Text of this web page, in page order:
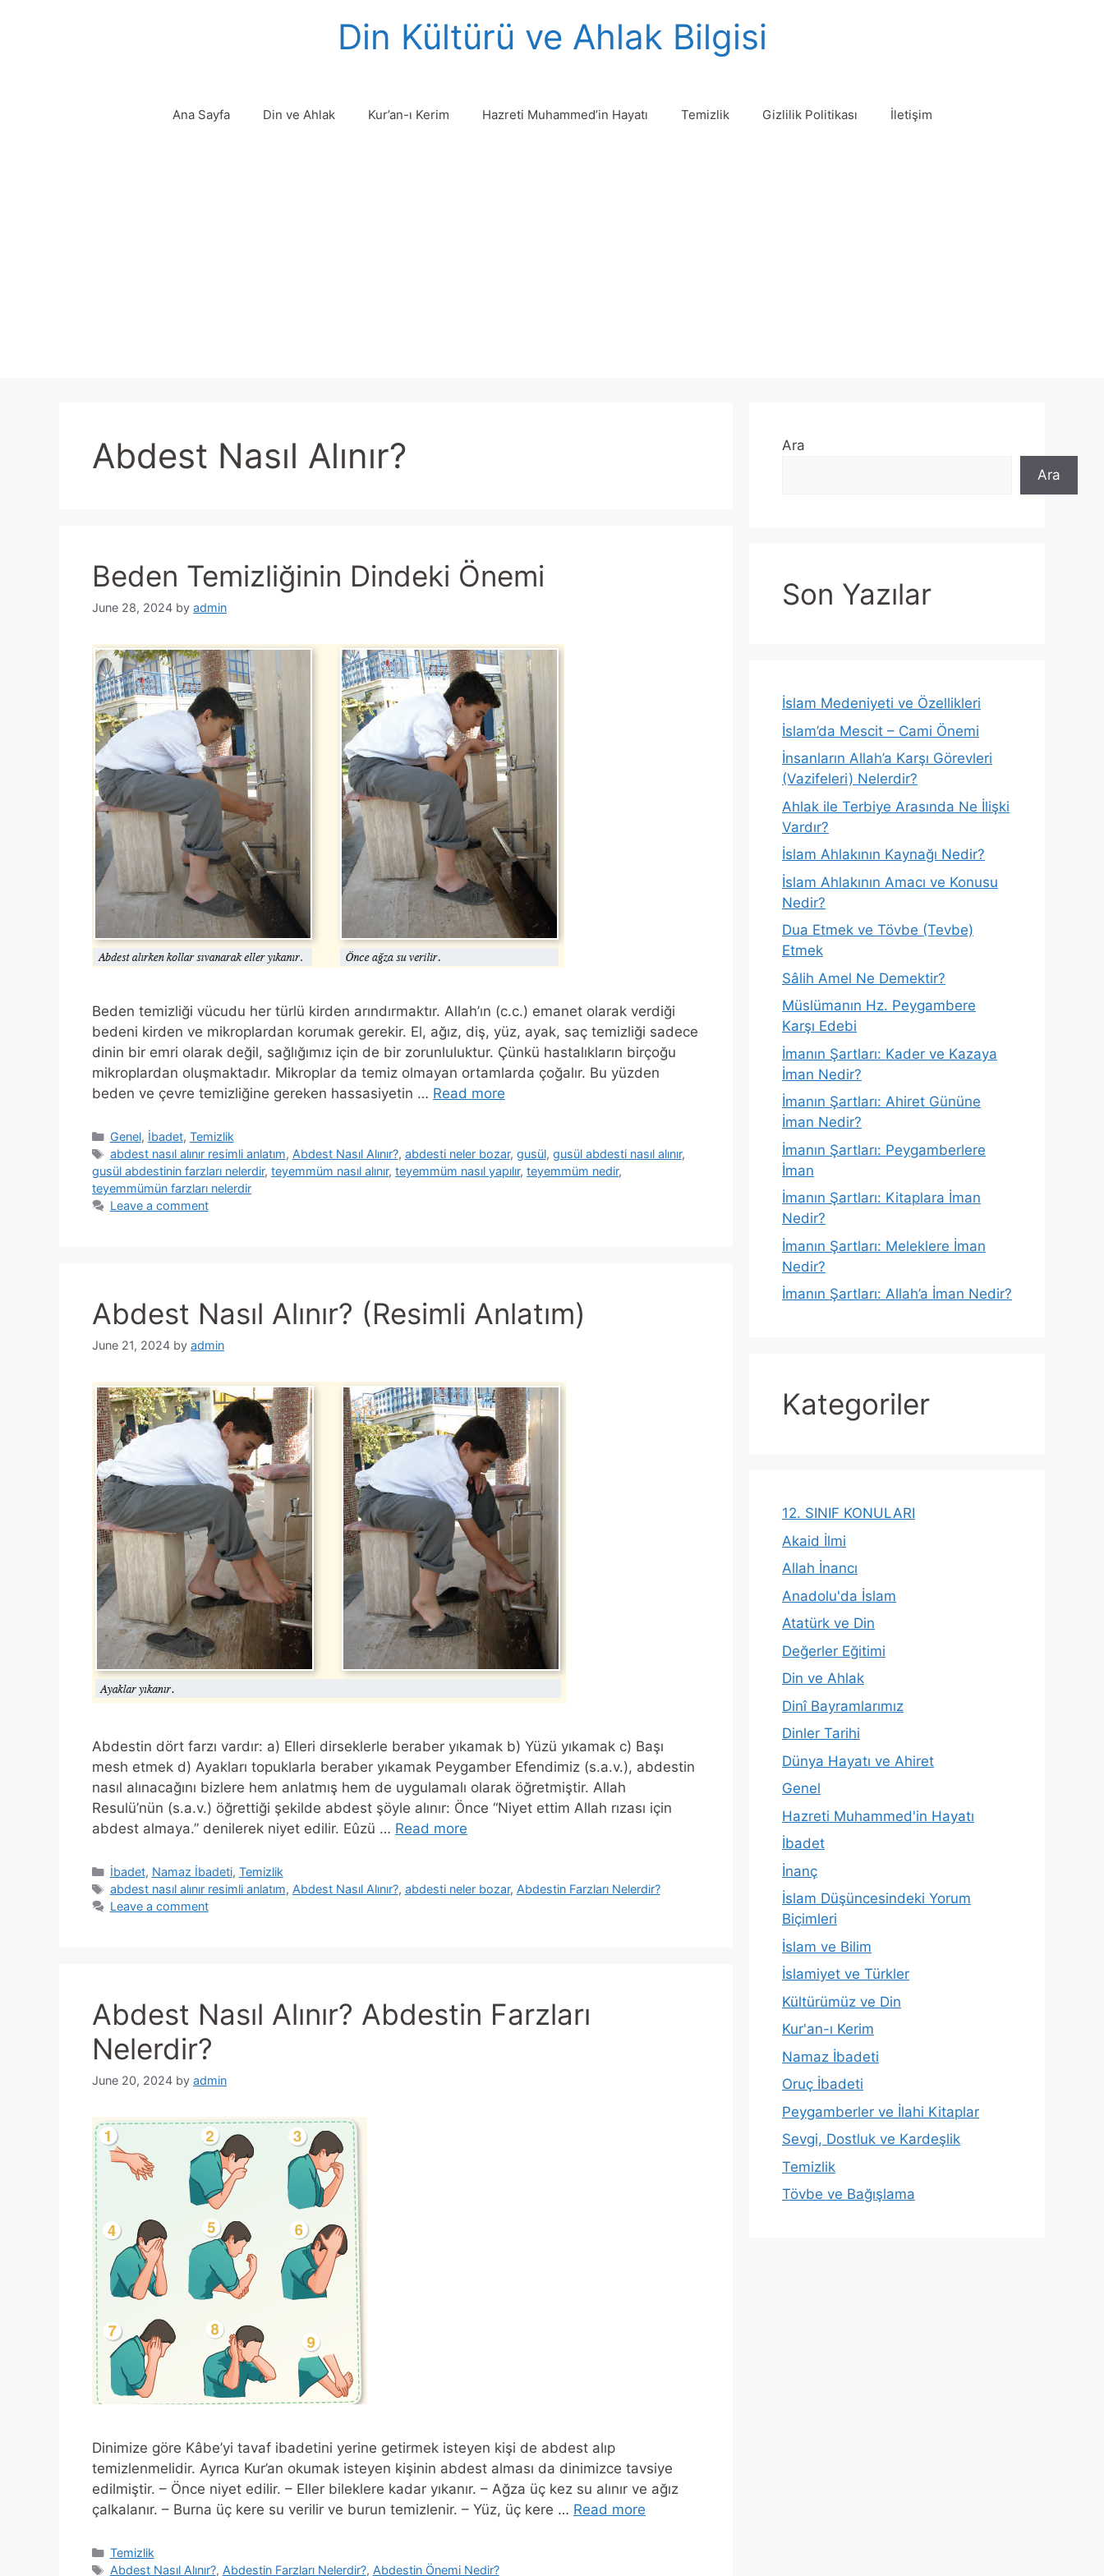
Din Kültürü ve Ahlak Bilgisi
Ana Sayfa Din ve Ahlak Kur’an-ı Kerim Hazreti Muhammed’in Hayatı Temizlik Gizlilik Politikası İletişim
Abdest Nasıl Alınır?
Beden Temizliğinin Dindeki Önemi
June 28, 2024 by admin
Beden temizliği vücudu her türlü kirden arındırmaktır. Allah’ın (c.c.) emanet olarak verdiği
bedeni kirden ve mikroplardan korumak gerekir. El, ağız, diş, yüz, ayak, saç temizliği sadece
dinin bir emri olarak değil, sağlığımız için de bir zorunluluktur. Çünkü hastalıkların birçoğu
mikroplardan oluşmaktadır. Mikroplar da temiz olmayan ortamlarda çoğalır. Bu yüzden
beden ve çevre temizliğine gereken hassasiyetin … Read more
Categories
Genel, İbadet, Temizlik
Tags
abdest nasıl alınır resimli anlatım, Abdest Nasıl Alınır?, abdesti neler bozar, gusül, gusül abdesti nasıl alınır,
gusül abdestinin farzları nelerdir, teyemmüm nasıl alınır, teyemmüm nasıl yapılır, teyemmüm nedir,
teyemmümün farzları nelerdir
Leave a comment
Abdest Nasıl Alınır? (Resimli Anlatım)
June 21, 2024 by admin
Abdestin dört farzı vardır: a) Elleri dirseklerle beraber yıkamak b) Yüzü yıkamak c) Başı
mesh etmek d) Ayakları topuklarla beraber yıkamak Peygamber Efendimiz (s.a.v.), abdestin
nasıl alınacağını bizlere hem anlatmış hem de uygulamalı olarak öğretmiştir. Allah
Resulü’nün (s.a.v.) öğrettiği şekilde abdest şöyle alınır: Önce “Niyet ettim Allah rızası için
abdest almaya.” denilerek niyet edilir. Eûzü … Read more
Categories
İbadet, Namaz İbadeti, Temizlik
Tags
abdest nasıl alınır resimli anlatım, Abdest Nasıl Alınır?, abdesti neler bozar, Abdestin Farzları Nelerdir?
Leave a comment
Abdest Nasıl Alınır? Abdestin Farzları
Nelerdir?
June 20, 2024 by admin
Dinimize göre Kâbe’yi tavaf ibadetini yerine getirmek isteyen kişi de abdest alıp
temizlenmelidir. Ayrıca Kur’an okumak isteyen kişinin abdest alması da dinimizce tavsiye
edilmiştir. – Önce niyet edilir. – Eller bileklere kadar yıkanır. – Ağza üç kez su alınır ve ağız
çalkalanır. – Burna üç kere su verilir ve burun temizlenir. – Yüz, üç kere … Read more
Categories
Temizlik
Tags
Abdest Nasıl Alınır?, Abdestin Farzları Nelerdir?, Abdestin Önemi Nedir?
Ara
Ara
Son Yazılar
İslam Medeniyeti ve Özellikleri
İslam’da Mescit – Cami Önemi
İnsanların Allah’a Karşı Görevleri
(Vazifeleri) Nelerdir?
Ahlak ile Terbiye Arasında Ne İlişki
Vardır?
İslam Ahlakının Kaynağı Nedir?
İslam Ahlakının Amacı ve Konusu
Nedir?
Dua Etmek ve Tövbe (Tevbe)
Etmek
Sâlih Amel Ne Demektir?
Müslümanın Hz. Peygambere
Karşı Edebi
İmanın Şartları: Kader ve Kazaya
İman Nedir?
İmanın Şartları: Ahiret Gününe
İman Nedir?
İmanın Şartları: Peygamberlere
İman
İmanın Şartları: Kitaplara İman
Nedir?
İmanın Şartları: Meleklere İman
Nedir?
İmanın Şartları: Allah’a İman Nedir?
Kategoriler
12. SINIF KONULARI
Akaid İlmi
Allah İnancı
Anadolu'da İslam
Atatürk ve Din
Değerler Eğitimi
Din ve Ahlak
Dinî Bayramlarımız
Dinler Tarihi
Dünya Hayatı ve Ahiret
Genel
Hazreti Muhammed'in Hayatı
İbadet
İnanç
İslam Düşüncesindeki Yorum
Biçimleri
İslam ve Bilim
İslamiyet ve Türkler
Kültürümüz ve Din
Kur'an-ı Kerim
Namaz İbadeti
Oruç İbadeti
Peygamberler ve İlahi Kitaplar
Sevgi, Dostluk ve Kardeşlik
Temizlik
Tövbe ve Bağışlama